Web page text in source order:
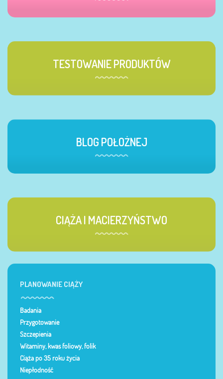
TESTOWANIE PRODUKTÓW
BLOG POŁOŻNEJ
CIĄŻA I MACIERZYŃSTWO
PLANOWANIE CIĄŻY
Badania
Przygotowanie
Szczepienia
Witaminy, kwas foliowy, folik
Ciąża po 35 roku życia
Niepłodność